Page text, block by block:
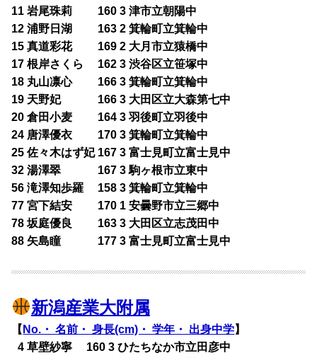
11 岩尾珠莉 160 3 津市立朝陽中
12 浦野日湖 163 2 箕輪町立箕輪中
15 真道彩花 169 2 大月市立猿橋中
17 根岸さくら 162 3 渋谷区立笹塚中
18 丸山凛心 166 3 箕輪町立箕輪中
19 天野妃 166 3 大田区立大森第七中
20 倉田小麦 164 3 羽後町立羽後中
24 唐澤優衣 170 3 箕輪町立箕輪中
25 佐々木はず妃 167 3 富士見町立富士見中
32 湯澤翠 167 3 駒ヶ根市立東中
56 滝澤知歩羅 158 3 箕輪町立箕輪中
77 宮下結安 170 1 安曇野市立三郷中
78 坂庭優良 163 3 大田区立志茂田中
88 矢島瞳 177 3 富士見町立富士見中
新潟産業大附属
【 No.・ 名前・ 身長(cm)・ 学年・ 出身中学】
04 草壁紗寧 160 3 ひたちなか市立田彦中